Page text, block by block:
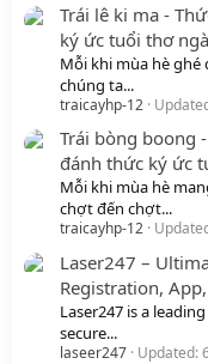
Trái lê ki ma -
ký ức tuổi thơ
Mỗi khi mùa hè ghé
chúng ta...
traicayhp-12
Trái bòng boong
đánh thức ký ức
Mỗi khi mùa hè
chợt đến chợt...
traicayhp-12
Laser247 –
Registration,
Laser247 is a
secure...
laseer247 Updated: